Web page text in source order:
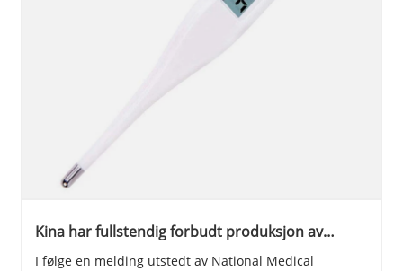
Kina har fullstendig forbudt produksjon av
I følge en melding utstedt av National Medical